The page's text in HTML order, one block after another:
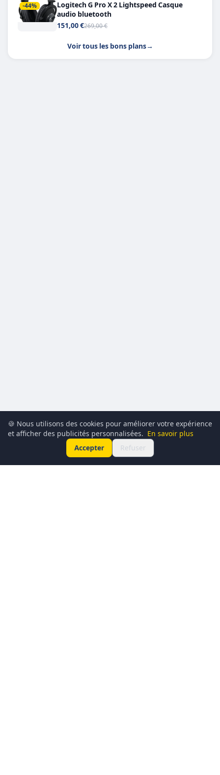
-44%
Logitech G Pro X 2 Lightspeed Casque
audio bluetooth
151,00 €269,00 €
Voir tous les bons plans→
🍪 Nous utilisons des cookies pour améliorer votre expérience
et afficher des publicités personnalisées. En savoir plus
Accepter
Refuser